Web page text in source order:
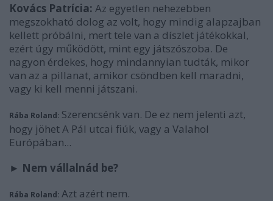
Kovács Patrícia: Az egyetlen nehezebben
megszokható dolog az volt, hogy mindig alapzajban
kellett próbálni, mert tele van a díszlet játékokkal,
ezért úgy működött, mint egy játszószoba. De
nagyon érdekes, hogy mindannyian tudták, mikor
van az a pillanat, amikor csöndben kell maradni,
vagy ki kell menni játszani.
Rába Roland: Szerencsénk van. De ez nem jelenti azt,
hogy jöhet A Pál utcai fiúk, vagy a Valahol
Európában...
► Nem vállalnád be?
Rába Roland: Azt azért nem.